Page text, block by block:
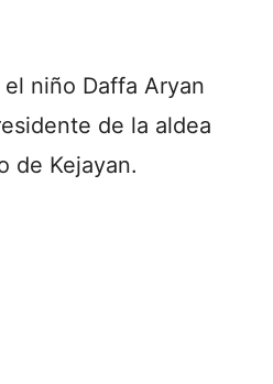
niño Daffa Aryan
de la aldea
de Kejayan.